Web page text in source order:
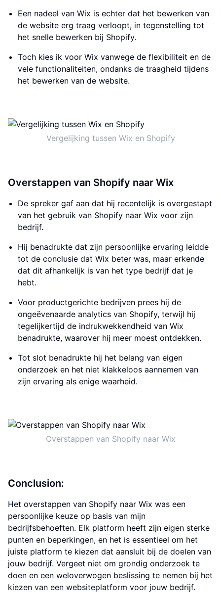
Een nadeel van Wix is echter dat het bewerken van
de website erg traag verloopt, in tegenstelling tot
het snelle bewerken bij Shopify.
Toch kies ik voor Wix vanwege de flexibiliteit en de
vele functionaliteiten, ondanks de traagheid tijdens
het bewerken van de website.
Vergelijking tussen Wix en Shopify
Overstappen van Shopify naar Wix
De spreker gaf aan dat hij recentelijk is overgestapt
van het gebruik van Shopify naar Wix voor zijn
bedrijf.
Hij benadrukte dat zijn persoonlijke ervaring leidde
tot de conclusie dat Wix beter was, maar erkende
dat dit afhankelijk is van het type bedrijf dat je
hebt.
Voor productgerichte bedrijven prees hij de
ongeëvenaarde analytics van Shopify, terwijl hij
tegelijkertijd de indrukwekkendheid van Wix
benadrukte, waarover hij meer moest ontdekken.
Tot slot benadrukte hij het belang van eigen
onderzoek en het niet klakkeloos aannemen van
zijn ervaring als enige waarheid.
Overstappen van Shopify naar Wix
Conclusion:
Het overstappen van Shopify naar Wix was een
persoonlijke keuze op basis van mijn
bedrijfsbehoeften. Elk platform heeft zijn eigen sterke
punten en beperkingen, en het is essentieel om het
juiste platform te kiezen dat aansluit bij de doelen van
jouw bedrijf. Vergeet niet om grondig onderzoek te
doen en een weloverwogen beslissing te nemen bij het
kiezen van een websiteplatform voor jouw bedrijf.